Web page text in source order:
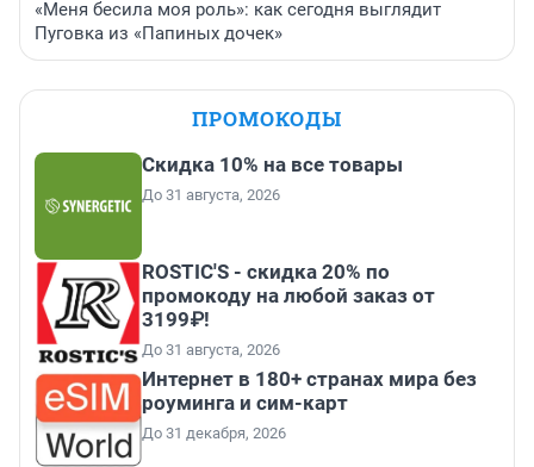
«Меня бесила моя роль»: как сегодня выглядит
Пуговка из «Папиных дочек»
ПРОМОКОДЫ
Скидка 10% на все товары
До 31 августа, 2026
ROSTIC'S - скидка 20% по
промокоду на любой заказ от
3199₽!
До 31 августа, 2026
Интернет в 180+ странах мира без
роуминга и сим-карт
До 31 декабря, 2026